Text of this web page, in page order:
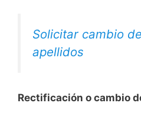
Solicitar cambio
apellidos
Rectificación o cambio